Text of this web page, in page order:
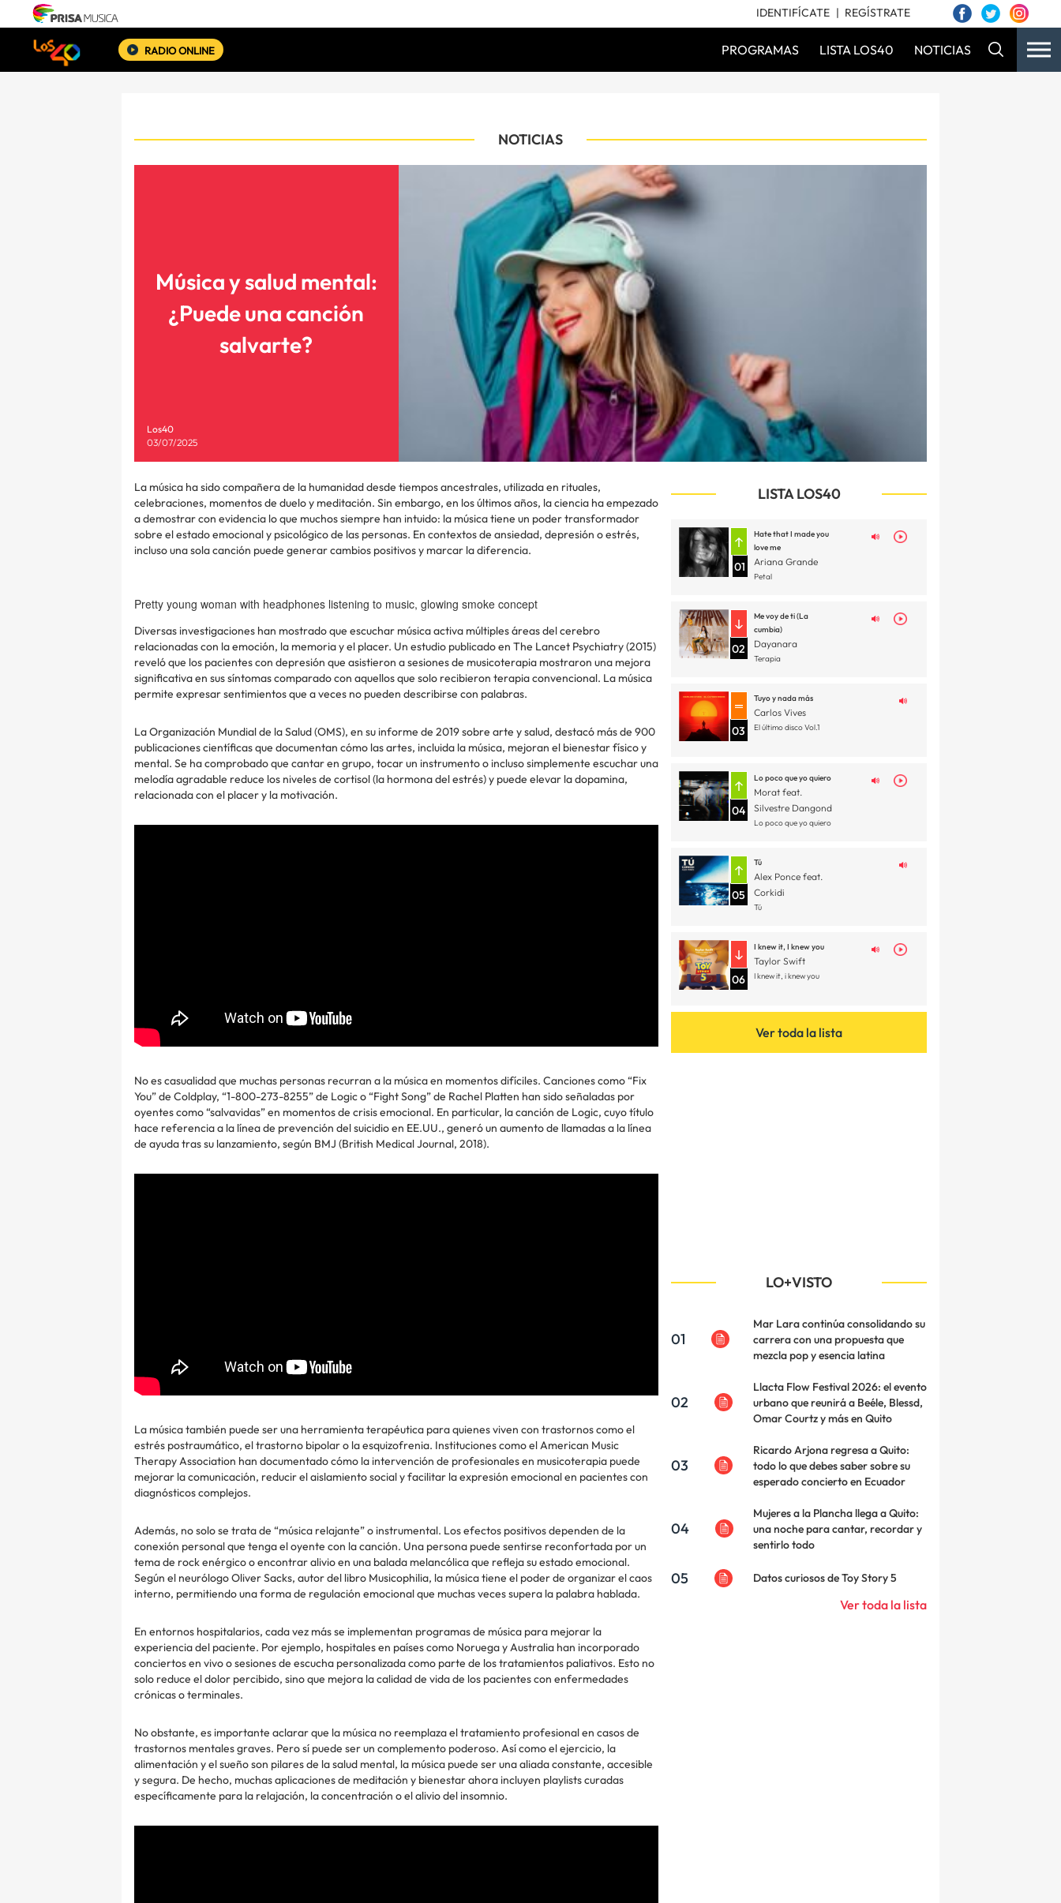
IDENTIFÍCATE REGÍSTRATE
RADIO ONLINE PROGRAMAS LISTA LOS40 NOTICIAS
NOTICIAS
Música y salud mental:
¿Puede una canción
salvarte?
Los40
03/07/2025
La música ha sido compañera de la humanidad desde tiempos ancestrales, utilizada en rituales,
celebraciones, momentos de duelo y meditación. Sin embargo, en los últimos años, la ciencia ha empezado
a demostrar con evidencia lo que muchos siempre han intuido: la música tiene un poder transformador
sobre el estado emocional y psicológico de las personas. En contextos de ansiedad, depresión o estrés,
incluso una sola canción puede generar cambios positivos y marcar la diferencia.
Pretty young woman with headphones listening to music, glowing smoke concept
Diversas investigaciones han mostrado que escuchar música activa múltiples áreas del cerebro
relacionadas con la emoción, la memoria y el placer. Un estudio publicado en The Lancet Psychiatry (2015)
reveló que los pacientes con depresión que asistieron a sesiones de musicoterapia mostraron una mejora
significativa en sus síntomas comparado con aquellos que solo recibieron terapia convencional. La música
permite expresar sentimientos que a veces no pueden describirse con palabras.
La Organización Mundial de la Salud (OMS), en su informe de 2019 sobre arte y salud, destacó más de 900
publicaciones científicas que documentan cómo las artes, incluida la música, mejoran el bienestar físico y
mental. Se ha comprobado que cantar en grupo, tocar un instrumento o incluso simplemente escuchar una
melodía agradable reduce los niveles de cortisol (la hormona del estrés) y puede elevar la dopamina,
relacionada con el placer y la motivación.
No es casualidad que muchas personas recurran a la música en momentos difíciles. Canciones como “Fix
You” de Coldplay, “1-800-273-8255” de Logic o “Fight Song” de Rachel Platten han sido señaladas por
oyentes como “salvavidas” en momentos de crisis emocional. En particular, la canción de Logic, cuyo título
hace referencia a la línea de prevención del suicidio en EE.UU., generó un aumento de llamadas a la línea
de ayuda tras su lanzamiento, según BMJ (British Medical Journal, 2018).
La música también puede ser una herramienta terapéutica para quienes viven con trastornos como el
estrés postraumático, el trastorno bipolar o la esquizofrenia. Instituciones como el American Music
Therapy Association han documentado cómo la intervención de profesionales en musicoterapia puede
mejorar la comunicación, reducir el aislamiento social y facilitar la expresión emocional en pacientes con
diagnósticos complejos.
Además, no solo se trata de “música relajante” o instrumental. Los efectos positivos dependen de la
conexión personal que tenga el oyente con la canción. Una persona puede sentirse reconfortada por un
tema de rock enérgico o encontrar alivio en una balada melancólica que refleja su estado emocional.
Según el neurólogo Oliver Sacks, autor del libro Musicophilia, la música tiene el poder de organizar el caos
interno, permitiendo una forma de regulación emocional que muchas veces supera la palabra hablada.
En entornos hospitalarios, cada vez más se implementan programas de música para mejorar la
experiencia del paciente. Por ejemplo, hospitales en países como Noruega y Australia han incorporado
conciertos en vivo o sesiones de escucha personalizada como parte de los tratamientos paliativos. Esto no
solo reduce el dolor percibido, sino que mejora la calidad de vida de los pacientes con enfermedades
crónicas o terminales.
No obstante, es importante aclarar que la música no reemplaza el tratamiento profesional en casos de
trastornos mentales graves. Pero sí puede ser un complemento poderoso. Así como el ejercicio, la
alimentación y el sueño son pilares de la salud mental, la música puede ser una aliada constante, accesible
y segura. De hecho, muchas aplicaciones de meditación y bienestar ahora incluyen playlists curadas
específicamente para la relajación, la concentración o el alivio del insomnio.
LISTA LOS40
01
Hate that I made you
love me
Ariana Grande
Petal
02
Me voy de ti (La
cumbia)
Dayanara
Terapia
03
Tuyo y nada más
Carlos Vives
El último disco Vol.1
04
Lo poco que yo quiero
Morat feat.
Silvestre Dangond
Lo poco que yo quiero
05
Tú
Alex Ponce feat.
Corkidi
Tú
06
I knew it, I knew you
Taylor Swift
I knew it, i knew you
Ver toda la lista
LO+VISTO
01
Mar Lara continúa consolidando su
carrera con una propuesta que
mezcla pop y esencia latina
02
Llacta Flow Festival 2026: el evento
urbano que reunirá a Beéle, Blessd,
Omar Courtz y más en Quito
03
Ricardo Arjona regresa a Quito:
todo lo que debes saber sobre su
esperado concierto en Ecuador
04
Mujeres a la Plancha llega a Quito:
una noche para cantar, recordar y
sentirlo todo
05 Datos curiosos de Toy Story 5
Ver toda la lista